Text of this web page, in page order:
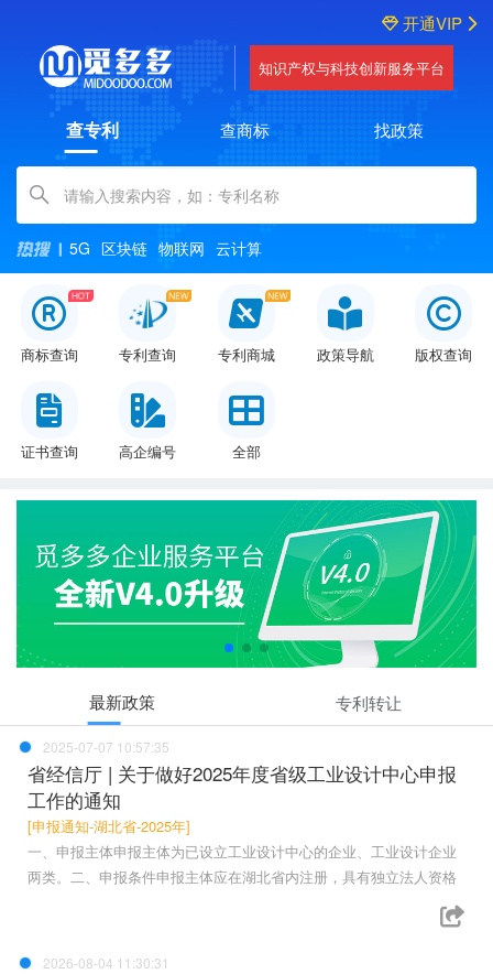
开通VIP
知识产权与科技创新服务平台
查专利 查商标 找政策
Amount (in dollars)
5G 区块链 物联网 云计算
商标查询 专利查询 专利商城 政策导航 版权查询
证书查询 高企编号 全部
最新政策 专利转让
2025-07-07 10:57:35
省经信厅 | 关于做好2025年度省级工业设计中心申报
工作的通知
[申报通知-湖北省-2025年]
一、申报主体申报主体为已设立工业设计中心的企业、工业设计企业
两类。二、申报条件申报主体应在湖北省内注册，具有独立法人资格
2026-08-04 11:30:31